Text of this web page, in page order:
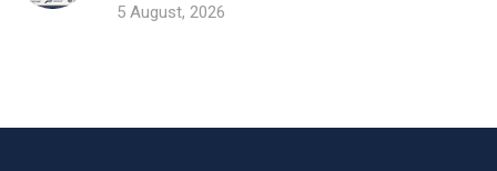
5 August, 2026